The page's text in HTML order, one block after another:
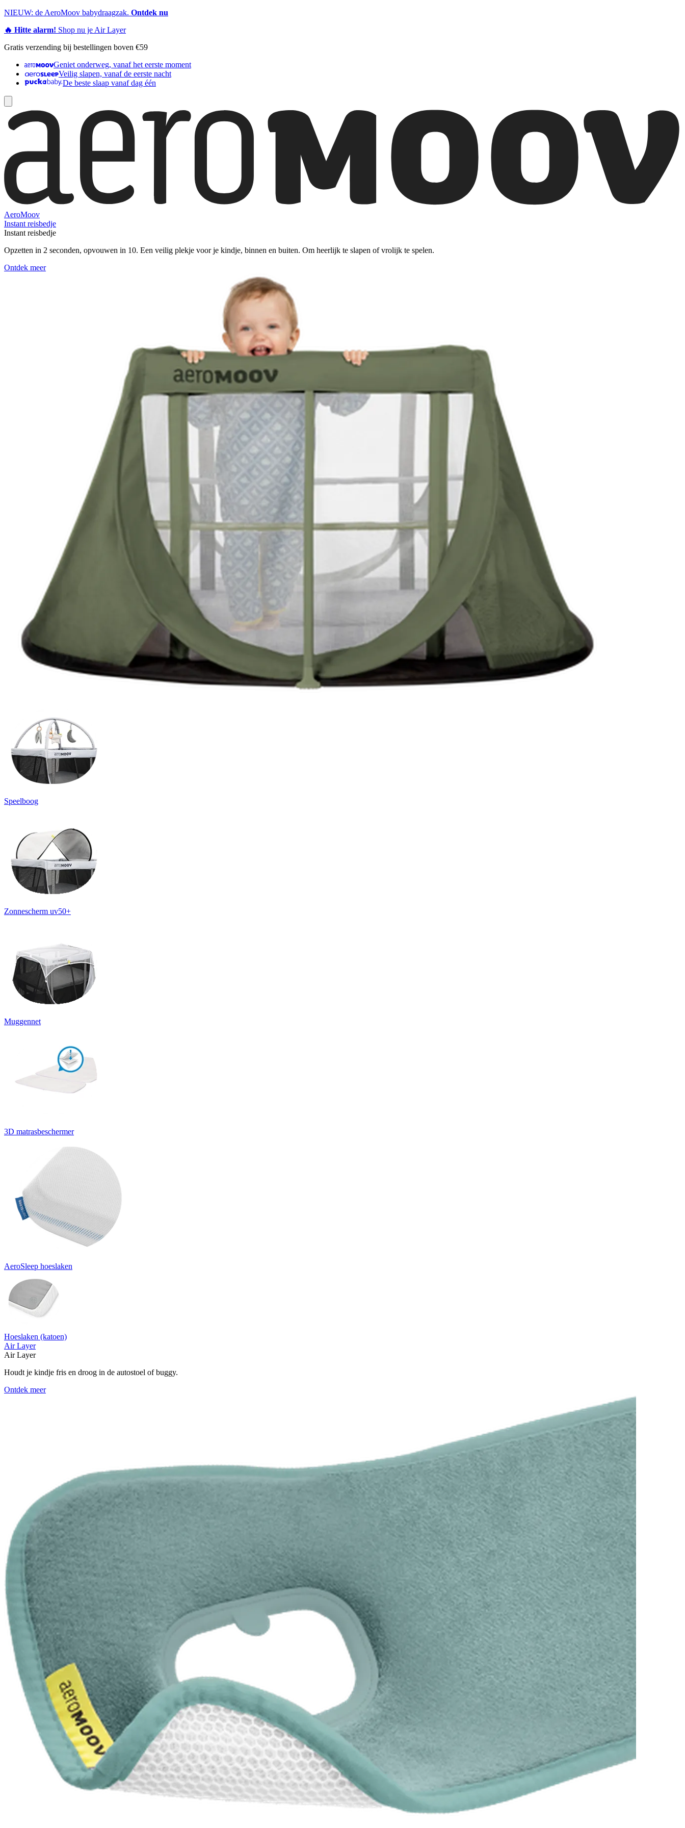
NIEUW: de AeroMoov babydraagzak. Ontdek nu
🔥 Hitte alarm! Shop nu je Air Layer
Gratis verzending bij bestellingen boven €59
Geniet onderweg, vanaf het eerste moment
Veilig slapen, vanaf de eerste nacht
De beste slaap vanaf dag één
AeroMoov
Instant reisbedje
Instant reisbedje
Opzetten in 2 seconden, opvouwen in 10. Een veilig plekje voor je kindje, binnen en buiten. Om heerlijk te slapen of vrolijk te spelen.
Ontdek meer
Speelboog
Zonnescherm uv50+
Muggennet
3D matrasbeschermer
AeroSleep hoeslaken
Hoeslaken (katoen)
Air Layer
Air Layer
Houdt je kindje fris en droog in de autostoel of buggy.
Ontdek meer